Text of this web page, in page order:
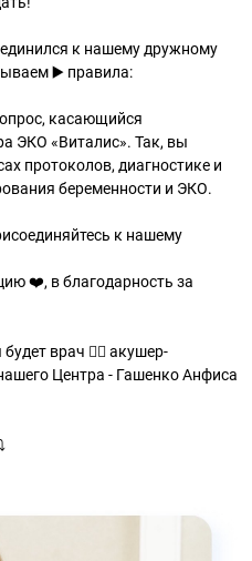
к нашему дружному
▶️ правила:
касающийся
ЭКО «Виталис». Так, вы
протоколов, диагностике и
беременности и ЭКО.
к нашему
❤️, в благодарность за
врач 👩‍⚕️ акушер-
Центра - Гашенко Анфиса